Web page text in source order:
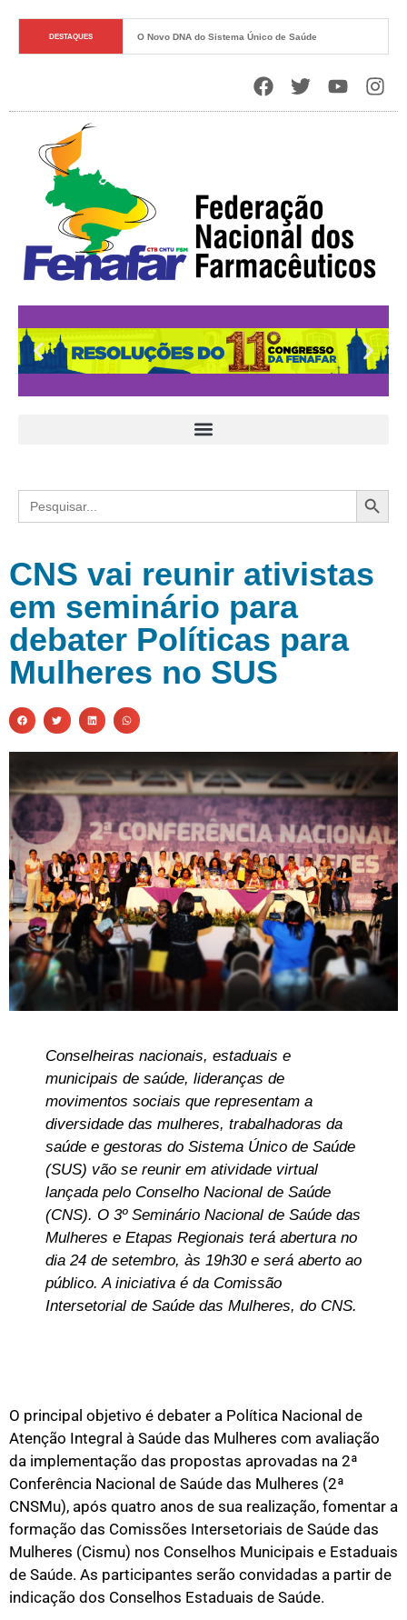
DESTAQUES O Novo DNA do Sistema Único de Saúde
Search
for:
CNS vai reunir ativistas
em seminário para
debater Políticas para
Mulheres no SUS
Conselheiras nacionais, estaduais e
municipais de saúde, lideranças de
movimentos sociais que representam a
diversidade das mulheres, trabalhadoras da
saúde e gestoras do Sistema Único de Saúde
(SUS) vão se reunir em atividade virtual
lançada pelo Conselho Nacional de Saúde
(CNS). O 3º Seminário Nacional de Saúde das
Mulheres e Etapas Regionais terá abertura no
dia 24 de setembro, às 19h30 e será aberto ao
público. A iniciativa é da Comissão
Intersetorial de Saúde das Mulheres, do CNS.
O principal objetivo é debater a Política Nacional de
Atenção Integral à Saúde das Mulheres com avaliação
da implementação das propostas aprovadas na 2ª
Conferência Nacional de Saúde das Mulheres (2ª
CNSMu), após quatro anos de sua realização, fomentar a
formação das Comissões Intersetoriais de Saúde das
Mulheres (Cismu) nos Conselhos Municipais e Estaduais
de Saúde. As participantes serão convidadas a partir de
indicação dos Conselhos Estaduais de Saúde.